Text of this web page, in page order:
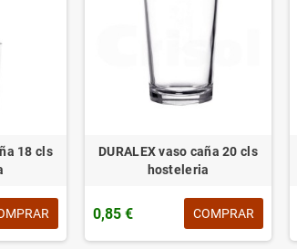
18 cls
DURALEX vaso caña 20 cls
hosteleria
0,85 € COMPRAR